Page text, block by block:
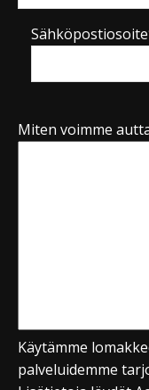
Miten voimme
Käytämme
palveluidemme